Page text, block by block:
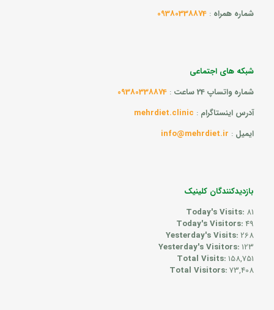
شماره همراه :
09380338874
شبکه های اجتماعی
شماره واتساپ 24 ساعت
:
09380338874
آدرس اینستاگرام :
mehrdiet.clinic
ایمیل :
info@mehrdiet.ir
بازدیدکنندگان کلینیک
Today's Visits: 81
Today's Visitors:49
Yesterday's Visits:268
Yesterday's Visitors:123
Total Visits:158,751
Total Visitors:73,408